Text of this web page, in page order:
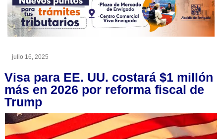
julio 16, 2025
Visa para EE. UU. costará $1 millón
más en 2026 por reforma fiscal de
Trump